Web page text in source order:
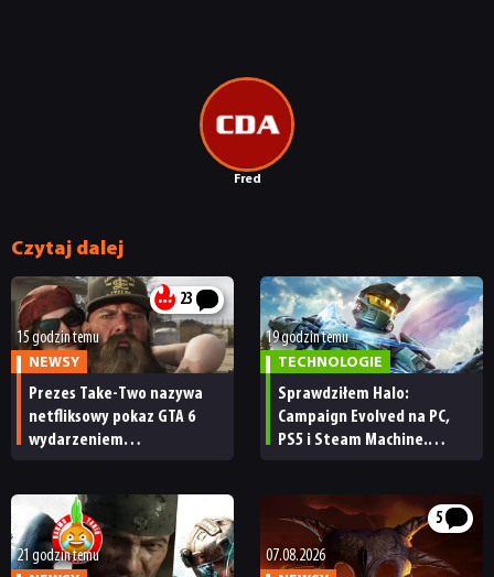
Fred
Czytaj dalej
23
15 godzin temu
NEWSY
Prezes Take-Two nazywa
netfliksowy pokaz GTA 6
wydarzeniem
ma subskrybentów
19 godzin temu
TECHNOLOGIE
Sprawdziłem Halo:
Campaign Evolved na PC,
PS5 i Steam Machine.
[RECENZJA TECHNICZNA]
21 godzin temu
5
07.08.2026